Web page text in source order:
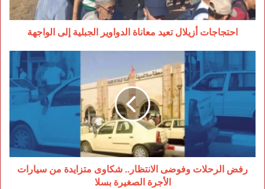
الواجهة
احتجاجات أزيلال تعيد معاناة الدواوير الجبلية إلى الواجهة
رفض
الرحلات
وفوضى
الانتظار..
شكاوى
متزايدة
من
سيارات
الأجرة
الصغيرة
بسلا
رفض الرحلات وفوضى الانتظار.. شكاوى متزايدة من سيارات
الأجرة الصغيرة بسلا